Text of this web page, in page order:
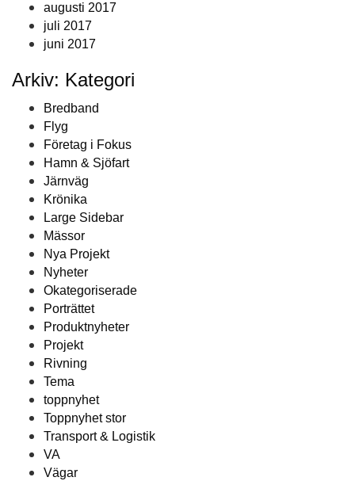
augusti 2017
juli 2017
juni 2017
Arkiv: Kategori
Bredband
Flyg
Företag i Fokus
Hamn & Sjöfart
Järnväg
Krönika
Large Sidebar
Mässor
Nya Projekt
Nyheter
Okategoriserade
Porträttet
Produktnyheter
Projekt
Rivning
Tema
toppnyhet
Toppnyhet stor
Transport & Logistik
VA
Vägar